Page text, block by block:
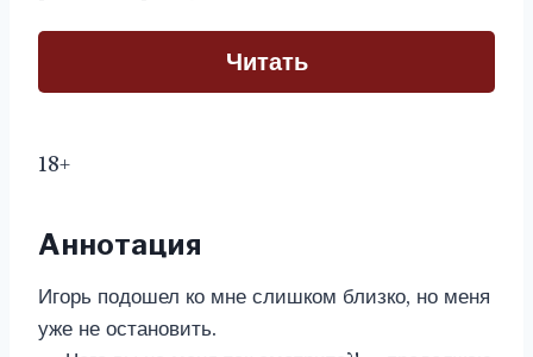
Читать
18+
Аннотация
Игорь подошел ко мне слишком близко, но меня
уже не остановить.